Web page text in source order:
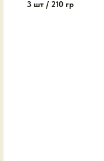
3 шт / 210 гр